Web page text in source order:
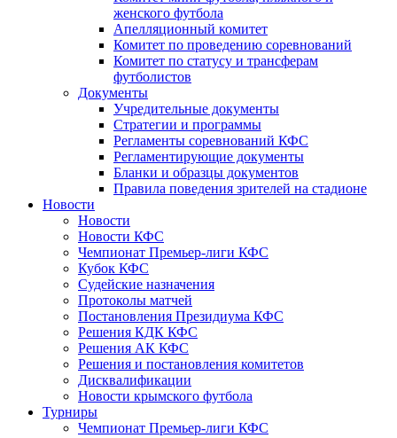
женского футбола
Апелляционный комитет
Комитет по проведению соревнований
Комитет по статусу и трансферам
футболистов
Документы
Учредительные документы
Стратегии и программы
Регламенты соревнований КФС
Регламентирующие документы
Бланки и образцы документов
Правила поведения зрителей на стадионе
Новости
Новости
Новости КФС
Чемпионат Премьер-лиги КФС
Кубок КФС
Судейские назначения
Протоколы матчей
Постановления Президиума КФС
Решения КДК КФС
Решения АК КФС
Решения и постановления комитетов
Дисквалификации
Новости крымского футбола
Турниры
Чемпионат Премьер-лиги КФС